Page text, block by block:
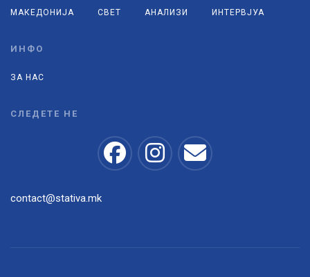
МАКЕДОНИЈА СВЕТ АНАЛИЗИ ИНТЕРВЈУА
ИНФО
ЗА НАС
СЛЕДЕТЕ НЕ
contact@stativa.mk